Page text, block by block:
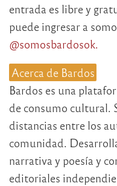
entrada es libre y
puede ingresar a
@somosbardosok.
Acerca de Bardos
Bardos es una
de consumo cultural.
distancias entre los
comunidad.
narrativa y poesía y
editoriales